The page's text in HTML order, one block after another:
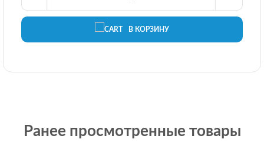
В КОРЗИНУ
Ранее просмотренные товары